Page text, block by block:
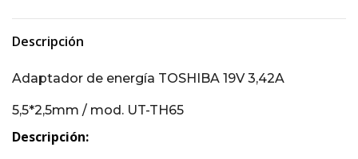
Descripción
Adaptador de energía TOSHIBA 19V 3,42A
5,5*2,5mm / mod. UT-TH65
Descripción: